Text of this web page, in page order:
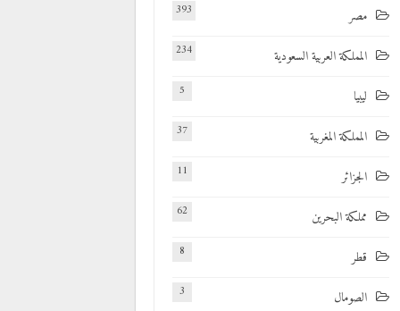
مصر 393
المملكة العربية السعودية 234
ليبيا 5
المملكة المغربية 37
الجزائر 11
مملكة البحرين 62
قطر 8
الصومال 3